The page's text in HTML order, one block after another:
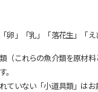
卵」「乳」「落花生」「
（これらの魚介類を原材
ていない「小道具類」はお